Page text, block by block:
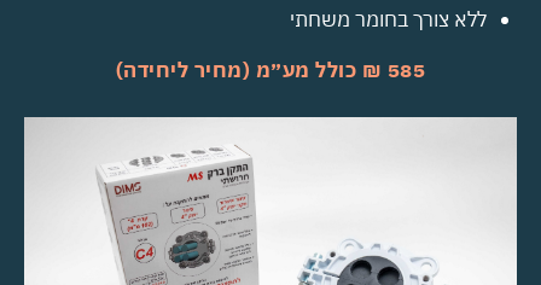
ללא צורך בחומר משחתי
585 ₪ כולל מע״מ (מחיר ליחידה)